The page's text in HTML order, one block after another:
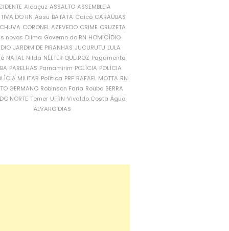
Alcaçuz ASSALTO ASSEMBLEIA
DO RN Assu BATATA Caicó CARAÚBAS
CORONEL AZEVEDO CRIME CRUZETA
novos Dilma Governo do RN HOMICÍDIO
JARDIM DE PIRANHAS JUCURUTU LULA
NATAL Nilda NÉLTER QUEIROZ Pagamento
PARELHAS Parnamirim POLÍCIA POLÍCIA
MILITAR Política PRF RAFAEL MOTTA RN
GERMANO Robinson Faria Roubo SERRA
NORTE Temer UFRN Vivaldo Costa Água
ÁLVARO DIAS